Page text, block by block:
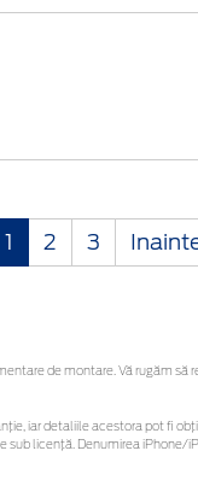
1 2 3
de montare. Vă rugăm
iar detaliile acestora pot fi
licență. Denumirea